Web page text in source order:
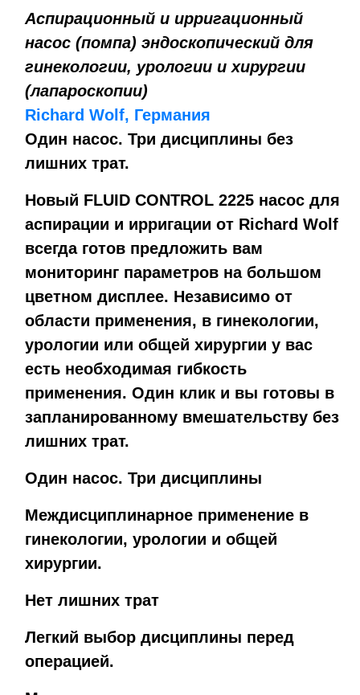
Аспирационный и ирригационный
насос (помпа) эндоскопический для
гинекологии, урологии и хирургии
(лапароскопии)
Richard Wolf, Германия
Один насос. Три дисциплины без
лишних трат.
Новый FLUID CONTROL 2225 насос для
аспирации и ирригации от Richard Wolf
всегда готов предложить вам
мониторинг параметров на большом
цветном дисплее. Независимо от
области применения, в гинекологии,
урологии или общей хирургии у вас
есть необходимая гибкость
применения. Один клик и вы готовы в
запланированному вмешательству без
лишних трат.
Один насос. Три дисциплины
Междисциплинарное применение в
гинекологии, урологии и общей
хирургии.
Нет лишних трат
Легкий выбор дисциплины перед
операцией.